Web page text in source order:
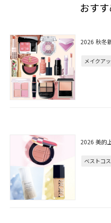
おす
2026 秋冬
メイクア
2026 美的
ベストコ